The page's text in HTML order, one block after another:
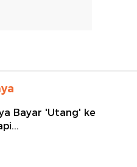
Bayar 'Utang' ke